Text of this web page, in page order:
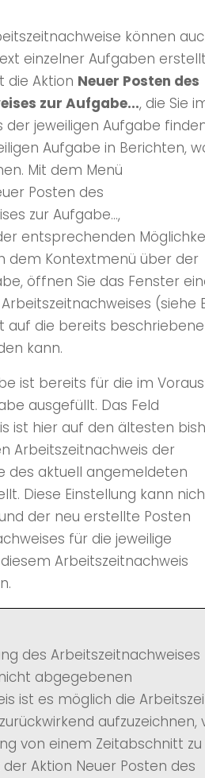
können
einzelner Aufgaben
die Aktion Neuer Posten des
zur Aufgabe..., die Sie
der jeweiligen Aufgabe
Aufgabe in Berichten,
Mit dem Menü
Posten des
zur Aufgabe...,
entsprechenden
dem Kontextmenü über der
öffnen Sie das Fenster
(siehe
auf die bereits beschriebene
kann.
ist bereits für die im Voraus
ausgefüllt. Das Feld
ist hier auf den ältesten
Arbeitszeitnachweis der
des aktuell angemeldeten
Diese Einstellung kann
der neu erstellte Posten
für die jeweilige
Arbeitszeitnachweis
des Arbeitszeitnachweises
abgegebenen
ist es möglich die
aufzuzeichnen,
von einem Zeitabschnitt zu
Aktion Neuer Posten des